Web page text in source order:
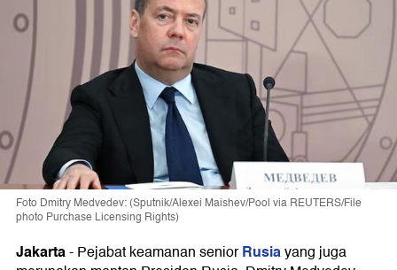
Foto Dmitry Medvedev: (Sputnik/Alexei Maishev/Pool via REUTERS/File
photo Purchase Licensing Rights)
Jakarta-Pejabat keamanan seniorRusiayang juga